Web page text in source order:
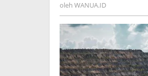
oleh WANUA.ID